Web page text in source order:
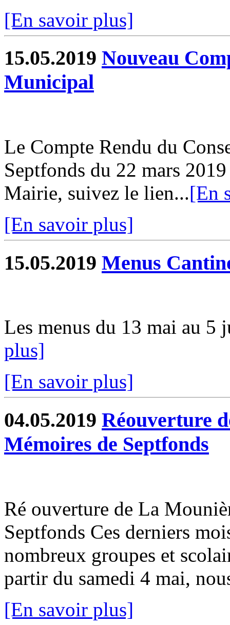
[En savoir plus]
15.05.2019 Nouveau
Municipal
Le Compte Rendu du
Septfonds du 22 mars
Mairie, suivez le lien...[En
[En savoir plus]
15.05.2019 Menus
Les menus du 13 mai au 5
plus]
[En savoir plus]
04.05.2019 Réouverture
Mémoires de Septfonds
Ré ouverture de La
Septfonds Ces derniers
nombreux groupes et
partir du samedi 4 mai,
[En savoir plus]